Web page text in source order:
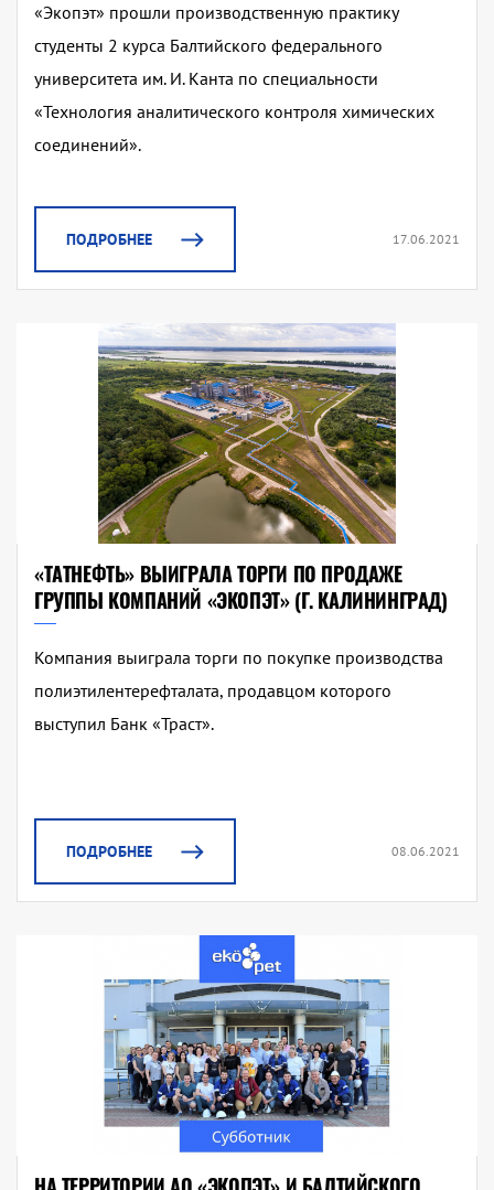
«Экопэт» прошли производственную практику
студенты 2 курса Балтийского федерального
университета им. И. Канта по специальности
«Технология аналитического контроля химических
соединений».
ПОДРОБНЕЕ 17.06.2021
«ТАТНЕФТЬ» ВЫИГРАЛА ТОРГИ ПО ПРОДАЖЕ
ГРУППЫ КОМПАНИЙ «ЭКОПЭТ» (Г. КАЛИНИНГРАД)
Компания выиграла торги по покупке производства
полиэтилентерефталата, продавцом которого
выступил Банк «Траст».
ПОДРОБНЕЕ 08.06.2021